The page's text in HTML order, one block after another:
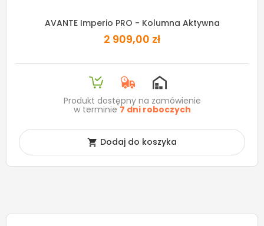
AVANTE Imperio PRO - Kolumna Aktywna
2 909,00 zł
Produkt dostępny na zamówienie
w terminie 7 dni roboczych
 Dodaj do koszyka